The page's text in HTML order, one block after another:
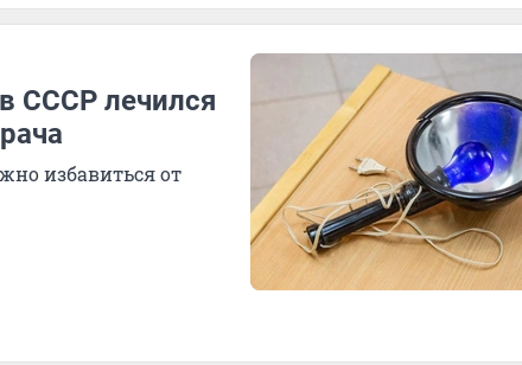
СССР лечился
избавиться от